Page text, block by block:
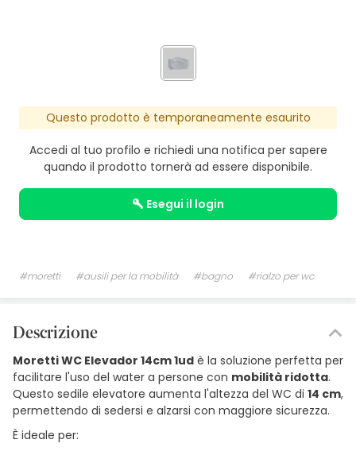
Questo prodotto è temporaneamente esaurito
Accedi al tuo profilo e richiedi una notifica per sapere
quando il prodotto tornerà ad essere disponibile.
esegui il login
#moretti #ausili per la mobilità #bagno #rialzo per wc
Descrizione
Moretti WC Elevador 14cm 1ud è la soluzione perfetta per
facilitare l'uso del water a persone con mobilità ridotta.
Questo sedile elevatore aumenta l'altezza del WC di 14 cm,
permettendo di sedersi e alzarsi con maggiore sicurezza.
È ideale per: